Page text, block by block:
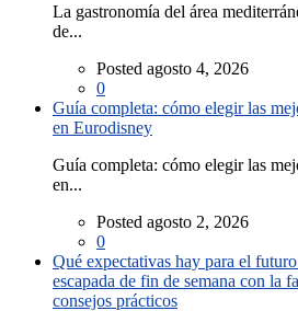
La gastronomía del área
de...
Posted agosto 4, 2026
0
Guía completa: cómo elegir las
en Eurodisney
Guía completa: cómo elegir las
en...
Posted agosto 2, 2026
0
Qué expectativas hay para el
escapada de fin de semana con la
consejos prácticos